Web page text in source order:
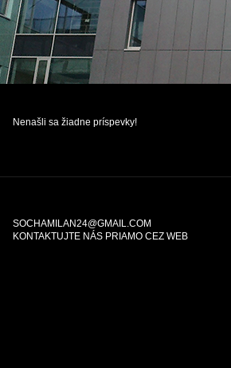
Nenašli sa žiadne príspevky!
SOCHAMILAN24@GMAIL.COM
KONTAKTUJTE NÁS PRIAMO CEZ WEB